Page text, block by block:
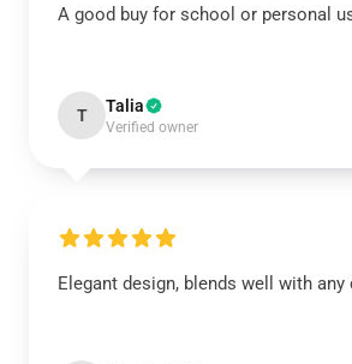
A good buy for school or personal
T Talia
Verified owner
Elegant design, blends well with any